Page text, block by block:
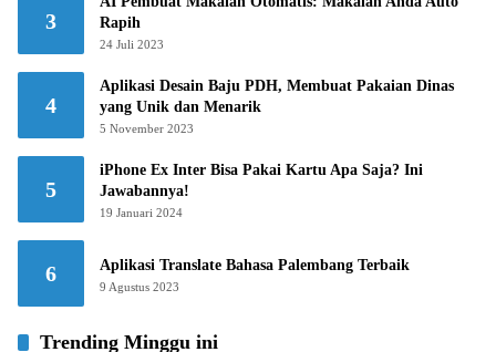
3
Rapih
24 Juli 2023
4
Aplikasi Desain Baju PDH, Membuat Pakaian Dinas
yang Unik dan Menarik
5 November 2023
5
iPhone Ex Inter Bisa Pakai Kartu Apa Saja? Ini
Jawabannya!
19 Januari 2024
6 Aplikasi Translate Bahasa Palembang Terbaik
9 Agustus 2023
Trending Minggu ini